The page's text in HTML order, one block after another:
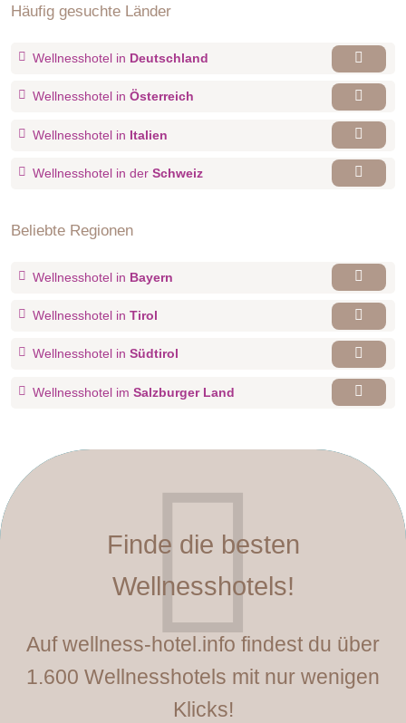
Häufig gesuchte Länder
Wellnesshotel in Deutschland
Wellnesshotel in Österreich
Wellnesshotel in Italien
Wellnesshotel in der Schweiz
Beliebte Regionen
Wellnesshotel in Bayern
Wellnesshotel in Tirol
Wellnesshotel in Südtirol
Wellnesshotel im Salzburger Land
Finde die besten
Wellnesshotels!
Auf wellness-hotel.info findest du über
1.600 Wellnesshotels mit nur wenigen
Klicks!